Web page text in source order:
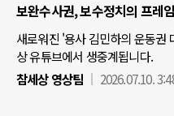
보완수사권, 보수정치의 프레
새로워진 '용사 김민하의 운동권
상 유튜브에서 생중계됩니다.
참세상 영상팀
2026.07.10.